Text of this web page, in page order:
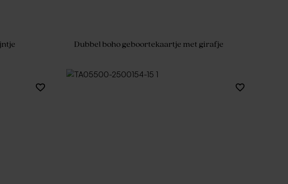
Dubbel boho geboortekaartje met girafje